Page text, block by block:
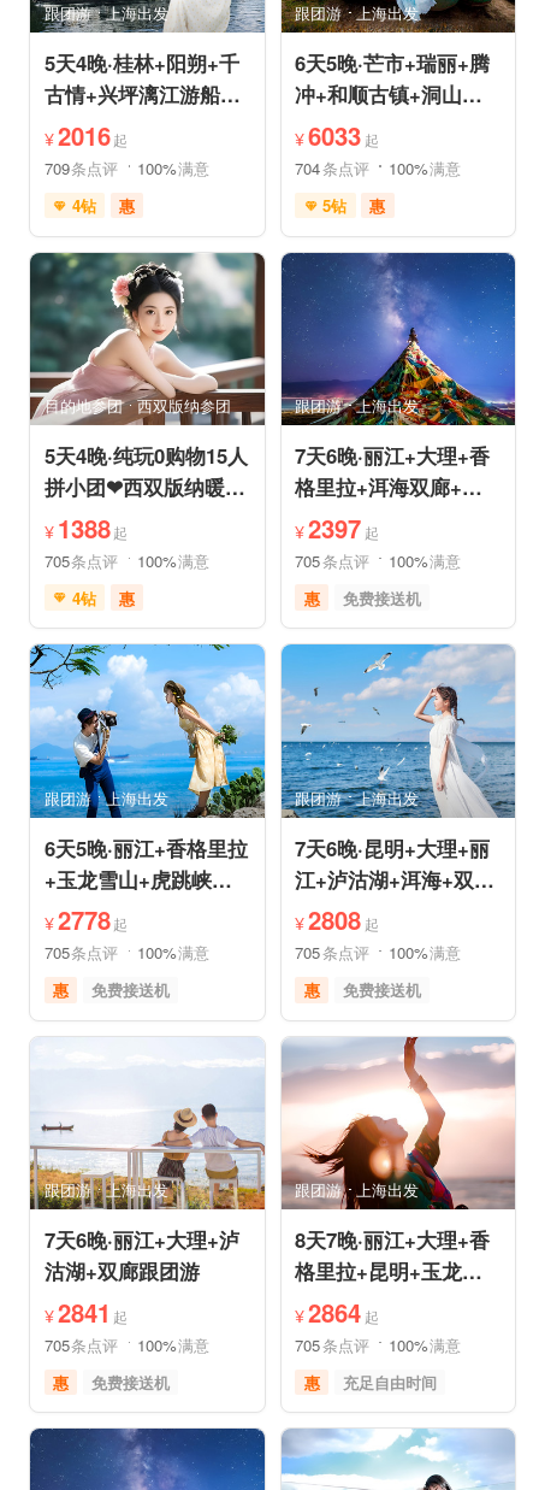
跟团游 上海出发
5天4晚·桂林+阳朔+千
古情+兴坪漓江游船
+古东森林瀑布+十里
画廊
¥2016起
709条点评 100%满意
4钻
惠
免费接送机
世界遗产
雪山之旅
森林草原
行车时长短
祈福之旅
赏花之旅
目的地参团 西双版纳参团
5天4晚·纯玩0购物15人
拼小团❤西双版纳暖冬
爆品❤品牌温德姆·亲
子游
¥ 1388起
705条点评 100%满意
4钻
惠
免费接送机
免费WIFI
管家服务
品质游
情侣游
摄影之旅
休闲度假
自然山水
美食享受
乡村趣游
森林公园
美景探索
深度人文
世界遗产
特色民宿
自由活动
跟团游 上海出发
6天5晚·丽江+香格里拉
+玉龙雪山+虎跳峡半
自助游
¥2778起
705条点评 100%满意
惠
免费接送机
休闲游
世界遗产
雪山之旅
美食享受
摄影之旅
跟团游 上海出发
7天6晚·丽江+大理+泸
沽湖+双廊跟团游
¥2841 起
705条点评 100%满意
惠
免费接送机
品质游
世界遗产
美食享受
摄影之旅
自然山水
跟团游 上海出发
6天5晚·芒市+瑞丽+腾
冲+和顺古镇+洞山温
泉+中缅姐告国门跟团
游
¥6033 起
704条点评 100%满意
5钻
惠
充足自由时间
免费接送机
休闲游
祈福之旅
赏花之旅
跟团游 上海出发
7天6晚·丽江+大理+香
格里拉+洱海双廊+虎
跳峡跟团游
¥2397 起
705条点评 100%满意
惠
免费接送机
品质游
世界遗产
雪山之旅
美食享受
摄影之旅
跟团游 上海出发
7天6晚·昆明+大理+丽
江+泸沽湖+洱海+双廊
+圣托里尼跟团游
¥2808 起
705条点评 100%满意
惠
免费接送机
品质游
世界遗产
美食享受
自然山水
摄影之旅
跟团游 上海出发
8天7晚·丽江+大理+香
格里拉+昆明+玉龙雪
山半自助游
¥2864 起
705条点评 100%满意
惠
充足自由时间
免费接送机
品质游
世界遗产
雪山之旅
森林草原